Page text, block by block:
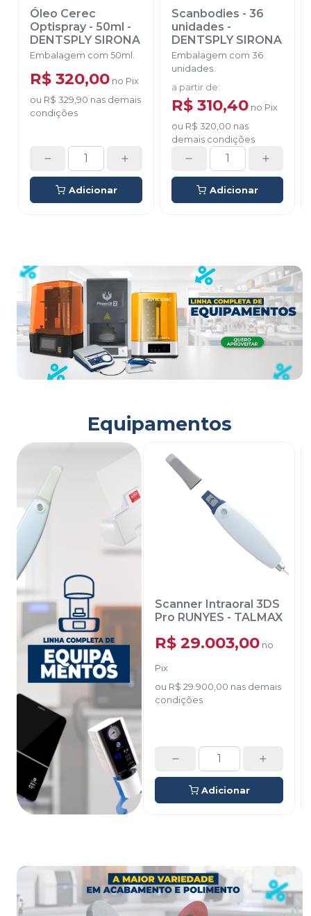
Óleo Cerec
Optispray - 50ml -
DENTSPLY SIRONA
Embalagem com 50ml.
R$ 320,00 no Pix
ou R$ 329,90 nas demais
condições
Adicionar
Scanbodies - 36
unidades -
DENTSPLY SIRONA
Embalagem com 36
unidades.
a partir de:
R$ 310,40 no Pix
ou R$ 320,00 nas
demais condições
Adicionar
Equipamentos
Scanner Intraoral 3DS
Pro RUNYES - TALMAX
R$ 29.003,00 no
Pix
ou R$ 29.900,00 nas demais
condições
Adicionar